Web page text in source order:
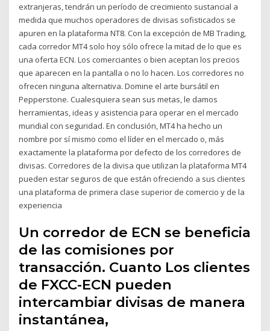
extranjeras, tendrán un período de crecimiento sustancial a
medida que muchos operadores de divisas sofisticados se
apuren en la plataforma NT8. Con la excepción de MB Trading,
cada corredor MT4 solo hoy sólo ofrece la mitad de lo que es
una oferta ECN. Los comerciantes o bien aceptan los precios
que aparecen en la pantalla o no lo hacen. Los corredores no
ofrecen ninguna alternativa. Domine el arte bursátil en
Pepperstone. Cualesquiera sean sus metas, le damos
herramientas, ideas y asistencia para operar en el mercado
mundial con seguridad. En conclusión, MT4 ha hecho un
nombre por sí mismo como el líder en el mercado o, más
exactamente la plataforma por defecto de los corredores de
divisas. Corredores de la divisa que utilizan la plataforma MT4
pueden estar seguros de que están ofreciendo a sus clientes
una plataforma de primera clase superior de comercio y de la
experiencia
Un corredor de ECN se beneficia
de las comisiones por
transacción. Cuanto Los clientes
de FXCC-ECN pueden
intercambiar divisas de manera
instantánea,